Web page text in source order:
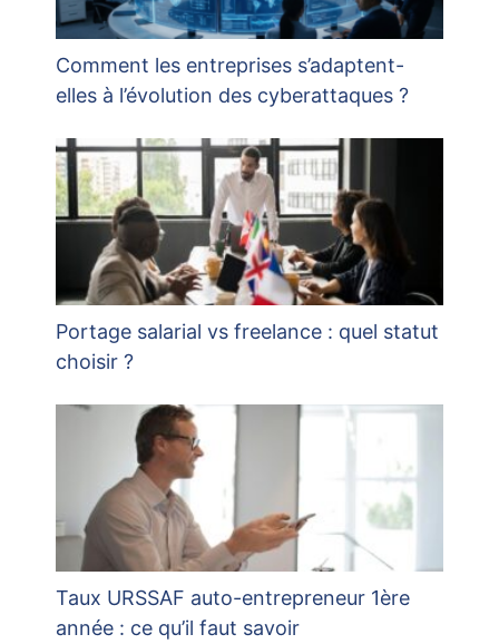
Comment les entreprises s’adaptent-
elles à l’évolution des cyberattaques ?
Portage salarial vs freelance : quel statut
choisir ?
Taux URSSAF auto-entrepreneur 1ère
année : ce qu’il faut savoir